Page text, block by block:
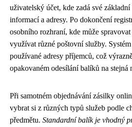
uživatelský účet, kde zadá své
informací a adresy. Po dokončení
osobního rozhraní, kde může
využívat různé poštovní služby.
používané adresy příjemců, což
opakovaném odesílání balíků na stejná
Při samotném objednávání zásilky
vybrat si z různých typů služeb podle
předmětu. Standardní balík je vhodný